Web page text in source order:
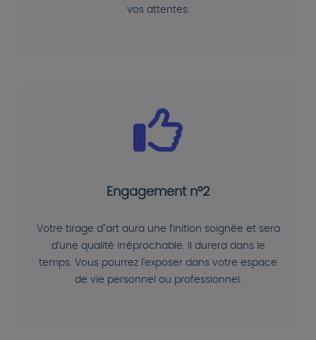
vos attentes.
Engagement n°2
Votre tirage d"art aura une finition soignée et sera
d'une qualité irréprochable. Il durera dans le
temps. Vous pourrez l'exposer dans votre espace
de vie personnel ou professionnel.